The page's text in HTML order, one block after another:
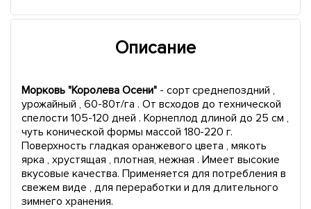
Описание
Морковь "Королева Осени"- сорт среднепоздний ,
урожайный , 60-80т/га . От всходов до технической
спелости 105-120 дней . Корнеплод длиной до 25 см ,
чуть конической формы массой 180-220 г.
Поверхность гладкая оранжевого цвета , мякоть
ярка , хрустящая , плотная, нежная . Имеет высокие
вкусовые качества. Применяется для потребления в
свежем виде , для переработки и для длительного
зимнего хранения.